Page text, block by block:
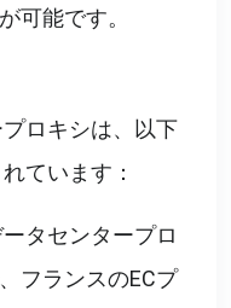
可能です。
ロキシは、以下
ています：
タセンタープロ
フランスのECプ